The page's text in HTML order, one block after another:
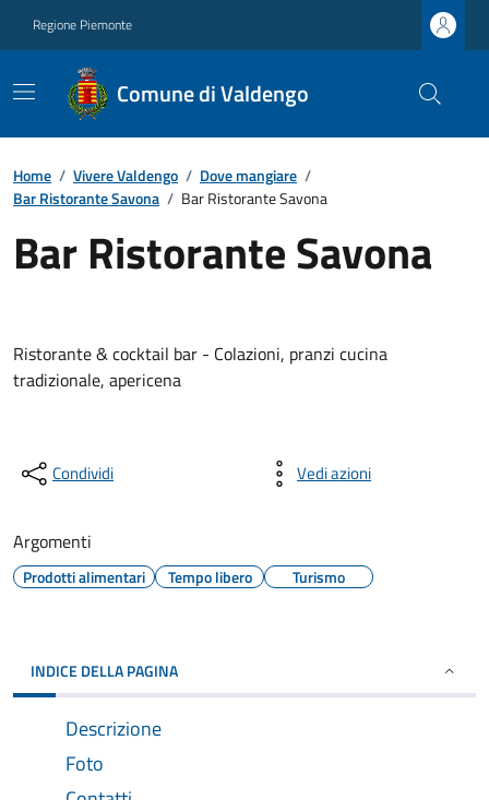
Regione Piemonte
Comune di Valdengo
Home / Vivere Valdengo / Dove mangiare /
Bar Ristorante Savona / Bar Ristorante Savona
Bar Ristorante Savona
Ristorante & cocktail bar - Colazioni, pranzi cucina
tradizionale, apericena
Condividi Vedi azioni
Argomenti
Prodotti alimentari Tempo libero Turismo
INDICE DELLA PAGINA
Descrizione
Foto